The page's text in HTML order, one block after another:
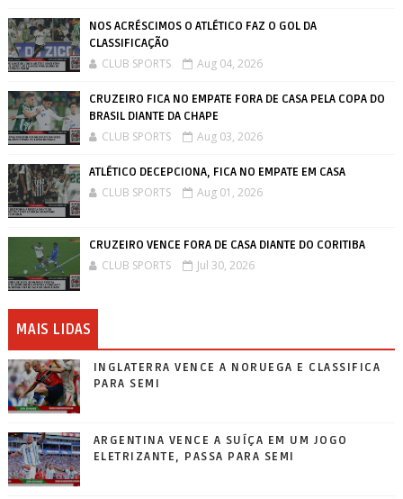
NOS ACRÉSCIMOS O ATLÉTICO FAZ O GOL DA
CLASSIFICAÇÃO
CLUB SPORTS Aug 04, 2026
CRUZEIRO FICA NO EMPATE FORA DE CASA PELA COPA DO
BRASIL DIANTE DA CHAPE
CLUB SPORTS Aug 03, 2026
ATLÉTICO DECEPCIONA, FICA NO EMPATE EM CASA
CLUB SPORTS Aug 01, 2026
CRUZEIRO VENCE FORA DE CASA DIANTE DO CORITIBA
CLUB SPORTS Jul 30, 2026
MAIS LIDAS
INGLATERRA VENCE A NORUEGA E CLASSIFICA
PARA SEMI
ARGENTINA VENCE A SUÍÇA EM UM JOGO
ELETRIZANTE, PASSA PARA SEMI